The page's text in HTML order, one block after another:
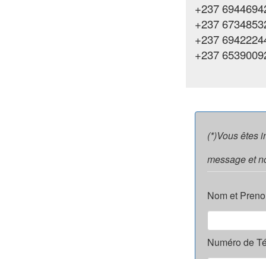
+237
+237
+237
+237
(*)Vous êtes
message et
Nom et
Numéro de